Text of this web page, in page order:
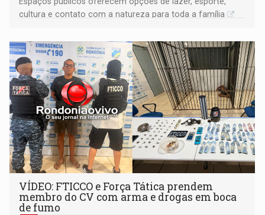
cultura e contato com a natureza para toda a família
VÍDEO: FTICCO e Força Tática prendem
membro do CV com arma e drogas em boca
de fumo